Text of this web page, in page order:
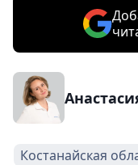
Костанайская